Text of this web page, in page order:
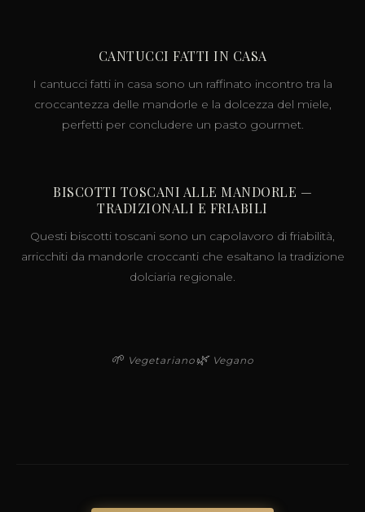
CANTUCCI FATTI IN CASA
I cantucci fatti in casa sono un raffinato incontro tra la
croccantezza delle mandorle e la dolcezza del miele,
perfetti per concludere un pasto gourmet.
BISCOTTI TOSCANI ALLE MANDORLE —
TRADIZIONALI E FRIABILI
Questi biscotti toscani sono un capolavoro di friabilità,
arricchiti da mandorle croccanti che esaltano la tradizione
dolciaria regionale.
🌱 Vegetariano🌿 Vegano